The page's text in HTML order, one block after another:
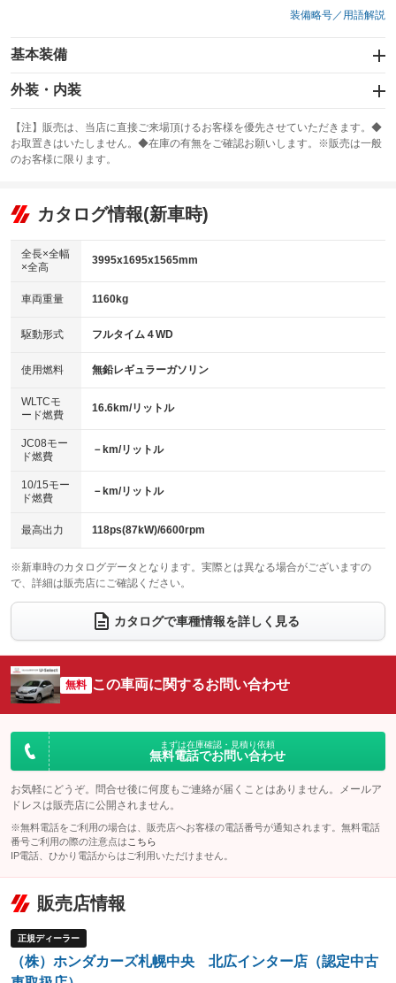
装備略号／用語解説
基本装備
エアバッグ：運転席/助手席/サイド
：装備あり
：装備なし
サンルーフ
：装備なし ABS
リフトアップ
：装備なし
：装備なし
パワーウィンドウ
アイドリングストップ
：装備あり
USB入力端子
：装備あり
100V電源
：装備なし
センターデフロック
：装備なし
電動格納ミラー
：装備あり
外装・内装
カーナビ：メモリーナビ他
：装備あり
TV：フルセグ
：装備あり
ビジュアル
：装備なし
：装備なし
革シート
キーレス
HID(キセノンライト)
：装備なし
バックカメラ
：装備あり
エアロ
：装備なし
：装備なし
パワーシート
ベンチシート
：装備なし
チップアップシート
：装備あり
：装備なし ：装備なし
ウォークスルー
：装備なし
電動リアゲート フロントカメラ
：装備なし
：装備なし ：装備なし
サイドカメラ
：装備なし ルーフレール
：装備なし
：装備なし
：装備なし
【注】販売は、当店に直接ご来場頂けるお客様を優先させていただきます。◆
お取置きはいたしません。◆在庫の有無をご確認お願いします。※販売は一般
のお客様に限ります。
カタログ情報(新車時)
全長×全幅
×全高
3995x1695x1565mm
車両重量 1160kg
駆動形式 フルタイム４WD
使用燃料 無鉛レギュラーガソリン
WLTCモ
ード燃費
16.6km/リットル
JC08モー
ド燃費
－km/リットル
10/15モー
ド燃費
－km/リットル
最高出力 118ps(87kW)/6600rpm
※新車時のカタログデータとなります。実際とは異なる場合がございますの
で、詳細は販売店にご確認ください。
カタログで車種情報を詳しく見る
無料 この車両に関するお問い合わせ
まずは在庫確認・見積り依頼
無料電話でお問い合わせ
お気軽にどうぞ。問合せ後に何度もご連絡が届くことはありません。メールア
ドレスは販売店に公開されません。
※無料電話をご利用の場合は、販売店へお客様の電話番号が通知されます。無料電話
番号ご利用の際の注意点は こちら
IP電話、ひかり電話からはご利用いただけません。
販売店情報
正規ディーラー
（株）ホンダカーズ札幌中央 北広インター店（認定中古